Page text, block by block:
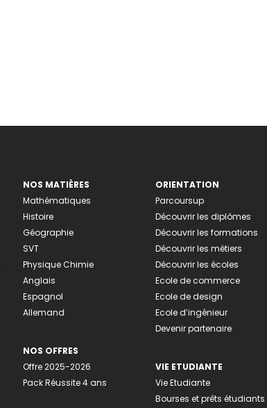
NOS MATIÈRES
Mathématiques
Histoire
Géographie
SVT
Physique Chimie
Anglais
Espagnol
Allemand
NOS OFFRES
Offre 2025-2026
Pack Réussite 4 ans
ORIENTATION
Parcoursup
Découvrir les diplômes
Découvrir les formations
Découvrir les métiers
Découvrir les écoles
Ecole de commerce
Ecole de design
Ecole d’ingénieur
Devenir partenaire
VIE ETUDIANTE
Vie Etudiante
Bourses et prêts étudiants